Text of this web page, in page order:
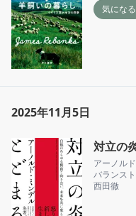
気になる
2025年11月5日
対立の
アーノル
バランス
西田徹